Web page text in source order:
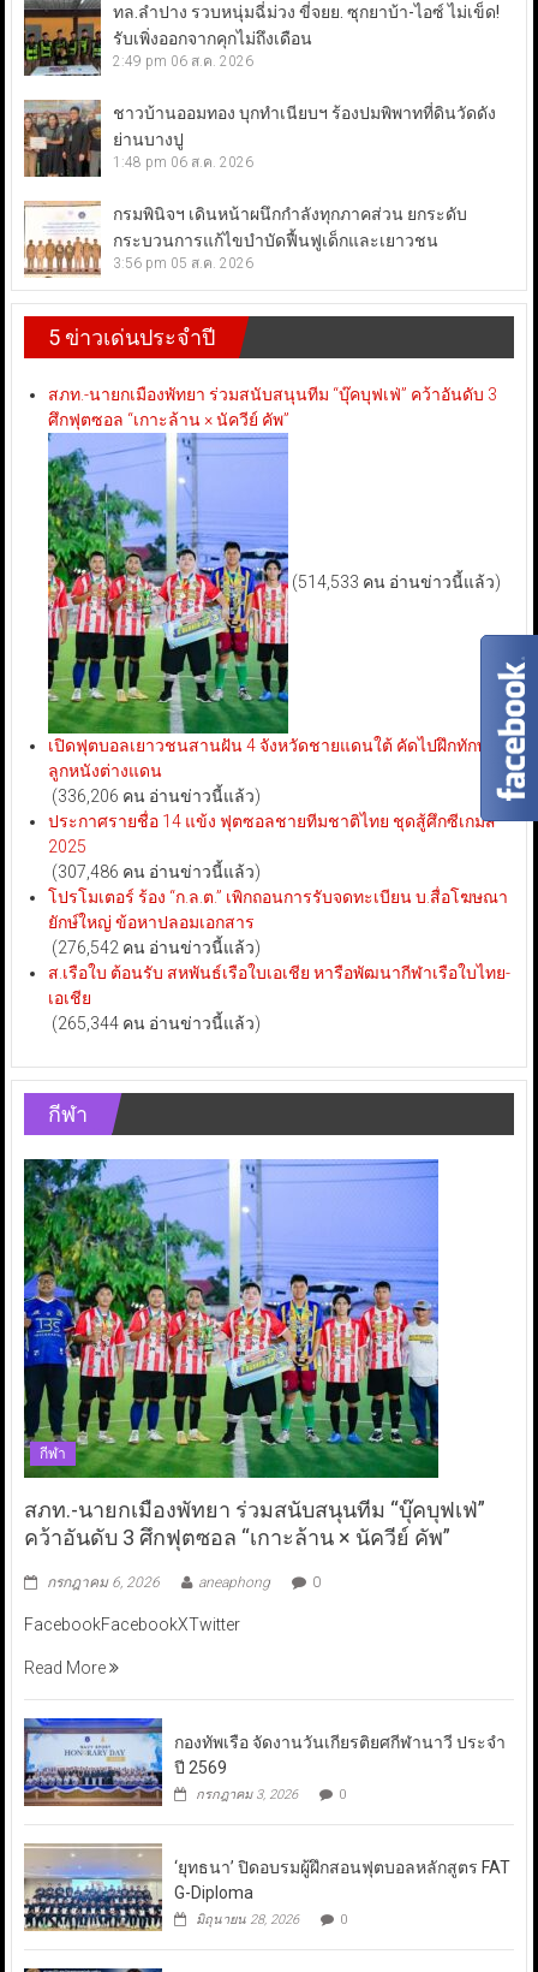
ทล.ลำปาง รวบหนุ่มฉี่ม่วง ขี่จยย. ซุกยาบ้า-ไอซ์ ไม่เข็ด!
รับเพิ่งออกจากคุกไม่ถึงเดือน
2:49 pm 06 ส.ค. 2026
ชาวบ้านออมทอง บุกทำเนียบฯ ร้องปมพิพาทที่ดินวัดดัง
ย่านบางปู
1:48 pm 06 ส.ค. 2026
กรมพินิจฯ เดินหน้าผนึกกำลังทุกภาคส่วน ยกระดับ
กระบวนการแก้ไขบำบัดฟื้นฟูเด็กและเยาวชน
3:56 pm 05 ส.ค. 2026
5 ข่าวเด่นประจำปี
สภท.-นายกเมืองพัทยา ร่วมสนับสนุนทีม “บุ๊คบุฟเฟ่” คว้าอันดับ 3
ศึกฟุตซอล “เกาะล้าน × นัควีย์ คัพ”
(514,533 คน อ่านข่าวนี้แล้ว)
เปิดฟุตบอลเยาวชนสานฝัน 4 จังหวัดชายแดนใต้ คัดไปฝึกทักษะ
ลูกหนังต่างแดน
(336,206 คน อ่านข่าวนี้แล้ว)
ประกาศรายชื่อ 14 แข้ง ฟุตซอลชายทีมชาติไทย ชุดสู้ศึกซีเกมส์
2025
(307,486 คน อ่านข่าวนี้แล้ว)
โปรโมเตอร์ ร้อง “ก.ล.ต.” เพิกถอนการรับจดทะเบียน บ.สื่อโฆษณา
ยักษ์ใหญ่ ข้อหาปลอมเอกสาร
(276,542 คน อ่านข่าวนี้แล้ว)
ส.เรือใบ ต้อนรับ สหพันธ์เรือใบเอเชีย หารือพัฒนากีฬาเรือใบไทย-
เอเชีย
(265,344 คน อ่านข่าวนี้แล้ว)
กีฬา
กีฬา
สภท.-นายกเมืองพัทยา ร่วมสนับสนุนทีม “บุ๊คบุฟเฟ่”
คว้าอันดับ 3 ศึกฟุตซอล “เกาะล้าน × นัควีย์ คัพ”
กรกฎาคม 6, 2026 aneaphong 0
FacebookFacebookXTwitter
Read More
กองทัพเรือ จัดงานวันเกียรติยศกีฬานาวี ประจำ
ปี 2569
กรกฎาคม 3, 2026 0
‘ยุทธนา’ ปิดอบรมผู้ฝึกสอนฟุตบอลหลักสูตร FAT
G-Diploma
มิถุนายน 28, 2026 0